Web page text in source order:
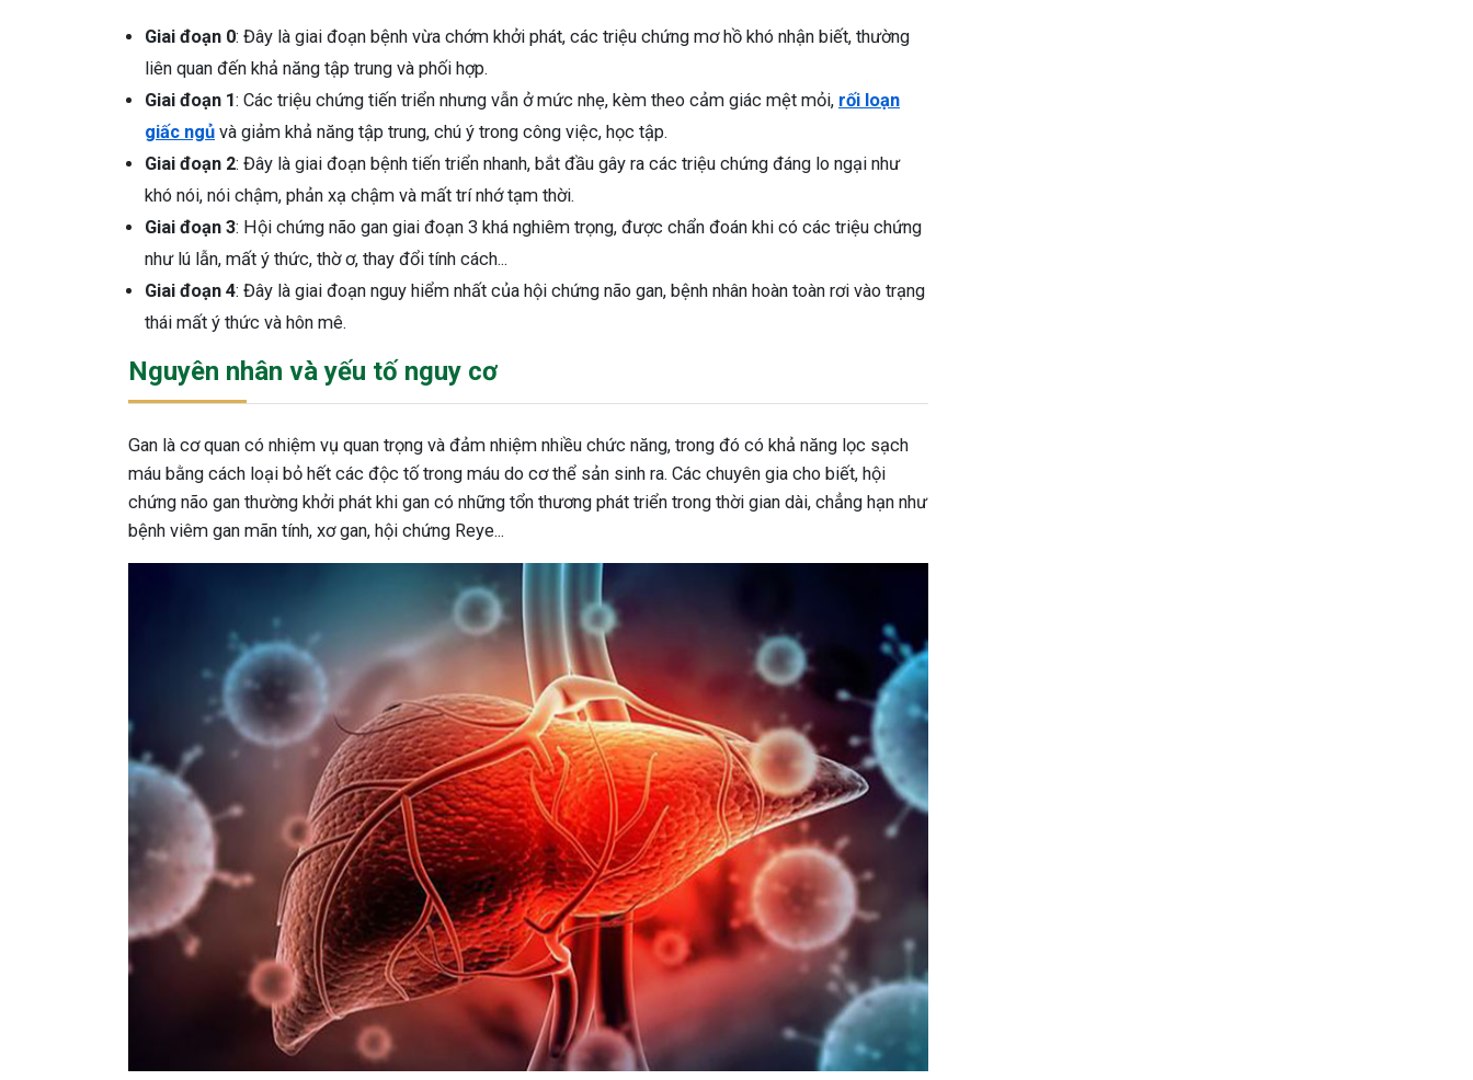
Giai đoạn 0: Đây là giai đoạn bệnh vừa chớm khởi phát, các triệu chứng mơ hồ khó nhận biết, thường
liên quan đến khả năng tập trung và phối hợp.
Giai đoạn 1: Các triệu chứng tiến triển nhưng vẫn ở mức nhẹ, kèm theo cảm giác mệt mỏi, rối loạn
giấc ngủ và giảm khả năng tập trung, chú ý trong công việc, học tập.
Giai đoạn 2: Đây là giai đoạn bệnh tiến triển nhanh, bắt đầu gây ra các triệu chứng đáng lo ngại như
khó nói, nói chậm, phản xạ chậm và mất trí nhớ tạm thời.
Giai đoạn 3: Hội chứng não gan giai đoạn 3 khá nghiêm trọng, được chẩn đoán khi có các triệu chứng
như lú lẫn, mất ý thức, thờ ơ, thay đổi tính cách...
Giai đoạn 4: Đây là giai đoạn nguy hiểm nhất của hội chứng não gan, bệnh nhân hoàn toàn rơi vào trạng
thái mất ý thức và hôn mê.
Nguyên nhân và yếu tố nguy cơ
Gan là cơ quan có nhiệm vụ quan trọng và đảm nhiệm nhiều chức năng, trong đó có khả năng lọc sạch
máu bằng cách loại bỏ hết các độc tố trong máu do cơ thể sản sinh ra. Các chuyên gia cho biết, hội
chứng não gan thường khởi phát khi gan có những tổn thương phát triển trong thời gian dài, chẳng hạn như
bệnh viêm gan mãn tính, xơ gan, hội chứng Reye...